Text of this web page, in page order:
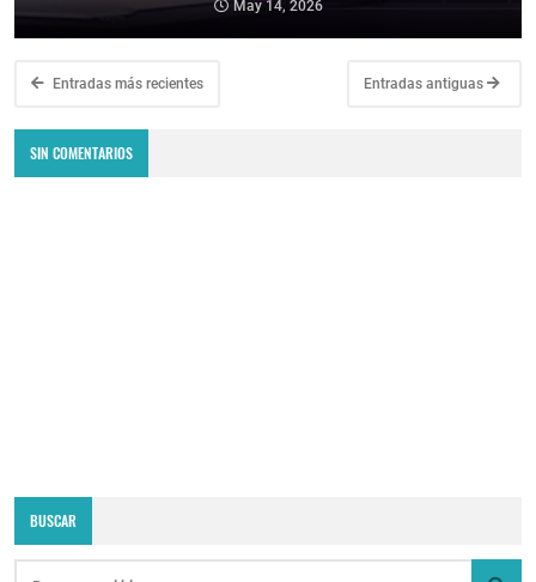
May 14, 2026
Entradas más recientes Entradas antiguas
SIN COMENTARIOS
BUSCAR